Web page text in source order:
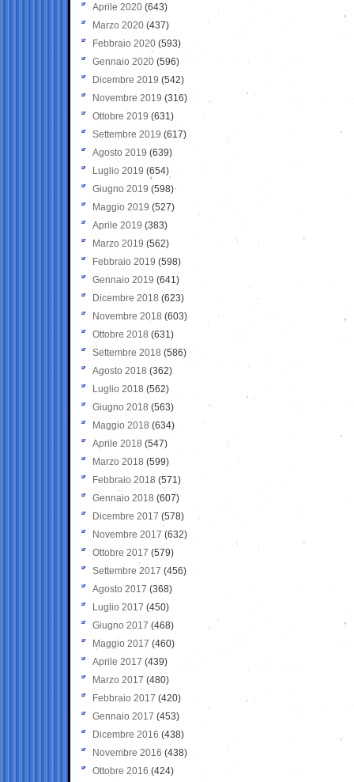
Aprile 2020 (643)
Marzo 2020 (437)
Febbraio 2020 (593)
Gennaio 2020 (596)
Dicembre 2019 (542)
Novembre 2019 (316)
Ottobre 2019 (631)
Settembre 2019 (617)
Agosto 2019 (639)
Luglio 2019 (654)
Giugno 2019 (598)
Maggio 2019 (527)
Aprile 2019 (383)
Marzo 2019 (562)
Febbraio 2019 (598)
Gennaio 2019 (641)
Dicembre 2018 (623)
Novembre 2018 (603)
Ottobre 2018 (631)
Settembre 2018 (586)
Agosto 2018 (362)
Luglio 2018 (562)
Giugno 2018 (563)
Maggio 2018 (634)
Aprile 2018 (547)
Marzo 2018 (599)
Febbraio 2018 (571)
Gennaio 2018 (607)
Dicembre 2017 (578)
Novembre 2017 (632)
Ottobre 2017 (579)
Settembre 2017 (456)
Agosto 2017 (368)
Luglio 2017 (450)
Giugno 2017 (468)
Maggio 2017 (460)
Aprile 2017 (439)
Marzo 2017 (480)
Febbraio 2017 (420)
Gennaio 2017 (453)
Dicembre 2016 (438)
Novembre 2016 (438)
Ottobre 2016 (424)